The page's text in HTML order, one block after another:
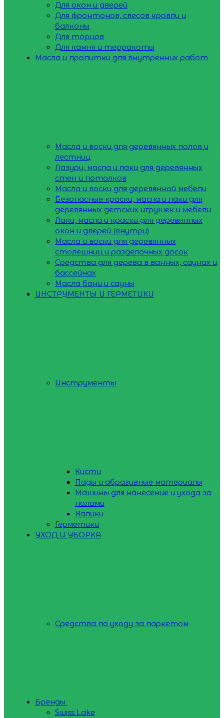
Для окон и дверей
Для фронтонов, свесов кровли и
балконы
Для торцов
Для камня и терракоты
Масла и пропитки для внутренних работ
Масла и воски для деревянных полов и
лестниц
Лазури, масла и лаки для деревянных
стен и потолков
Масла и воски для деревянной мебели
Безопасные краски, масла и лаки для
деревянных детских игрушек и мебели
Лаки, масла и краски для деревянных
окон и дверей (внутри)
Масла и воски для деревянных
столешниц и разделочных досок
Средства для дерева в ванных, саунах и
бассейнах
Масла бани и сауны
ИНСТРУМЕНТЫ И ГЕРМЕТИКИ
Инструменты
Кисти
Пады и абразивные материалы
Машины для нанесение и ухода за
полами
Валики
Герметики
УХОД И УБОРКА
Средства по уходу за паркетом
Бренды
Swiss Lake